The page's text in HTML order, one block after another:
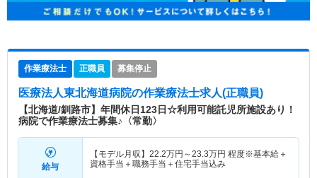
作業療法士 正職員 募集停止
医療法人東北海道病院の作業療法士求人(正職員)
【北海道/釧路市】年間休日123日☆利用可能託児所施設あり！
病院で作業療法士募集♪〈常勤〉
給与
【モデル月収】 22.2万円～23.3万円 程度※基本給＋
資格手当＋職務手当＋住宅手当込み